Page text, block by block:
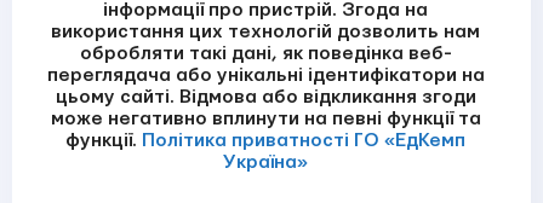
інформації про пристрій. Згода на
використання цих технологій дозволить нам
обробляти такі дані, як поведінка веб-
переглядача або унікальні ідентифікатори на
цьому сайті. Відмова або відкликання згоди
може негативно вплинути на певні функції та
функції. Політика приватності ГО «ЕдКемп
Україна»
Я прочитала / прочитав Політику приватності
ПІДПИСАТИСЬ